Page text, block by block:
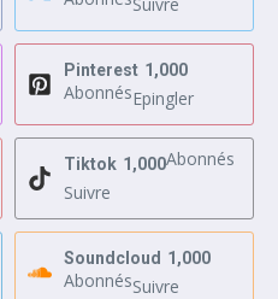
Pinterest 1,000
AbonnésEpingler
Tiktok 1,000Abonnés
Suivre
Soundcloud 1,000
AbonnésSuivre